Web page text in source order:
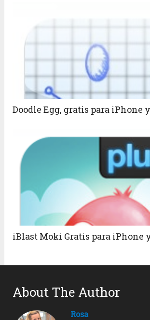
Doodle Egg, gratis para iPhone
iBlast Moki Gratis para iPhone
About The Author
Rosa